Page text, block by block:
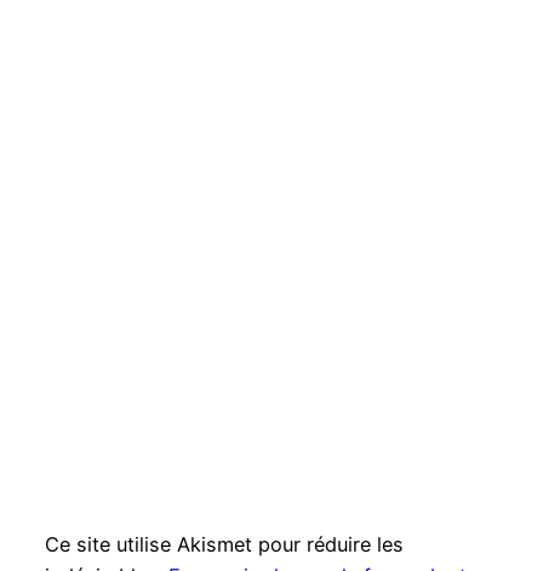
Ce site utilise Akismet pour réduire les